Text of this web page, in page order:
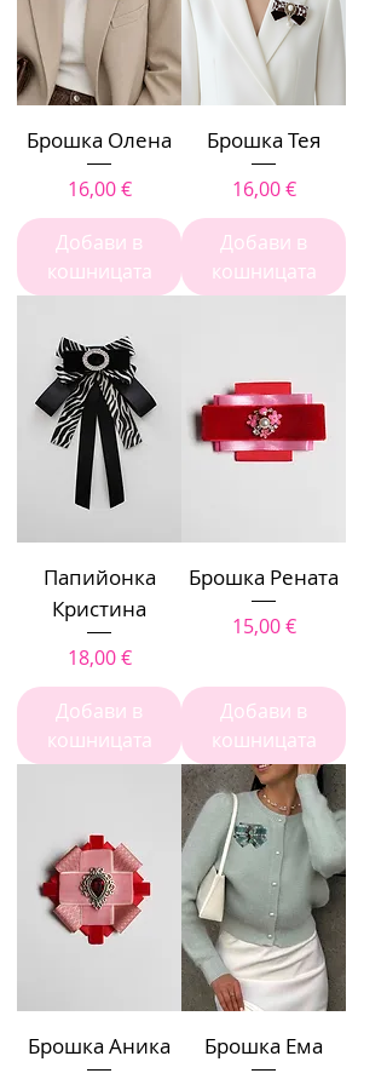
Брошка Олена
Цена
16,00 €
Добави в
кошницата
Брошка Тея
Цена
16,00 €
Добави в
кошницата
Папийонка
Кристина
Цена
18,00 €
Добави в
кошницата
Брошка Рената
Цена
15,00 €
Добави в
кошницата
Брошка Аника Брошка Ема